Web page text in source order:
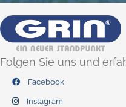
Folgen Sie uns und
Facebook
Instagram